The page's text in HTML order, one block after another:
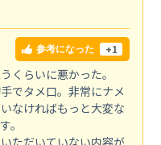
参考になった +1
くらいに悪かった。
でタメ口。非常にナメ
なければもっと大変な
。
ただいていない内容が